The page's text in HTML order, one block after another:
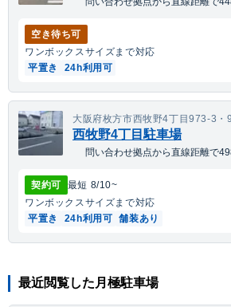
空き待ち可
ワンボックス サイズまで対応
平置き
24h利用可
大阪府枚方市西牧野4丁目973-3
西牧野4丁目駐車場
問い合わせ拠点から直線距離で
契約可 最短 8/10~
ワンボックス サイズまで対応
平置き
24h利用可 舗装あり
最近閲覧した月極駐車場